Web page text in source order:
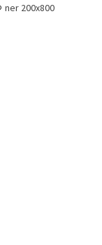
BAGIAN DAN